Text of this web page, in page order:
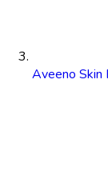
Aveeno Skin